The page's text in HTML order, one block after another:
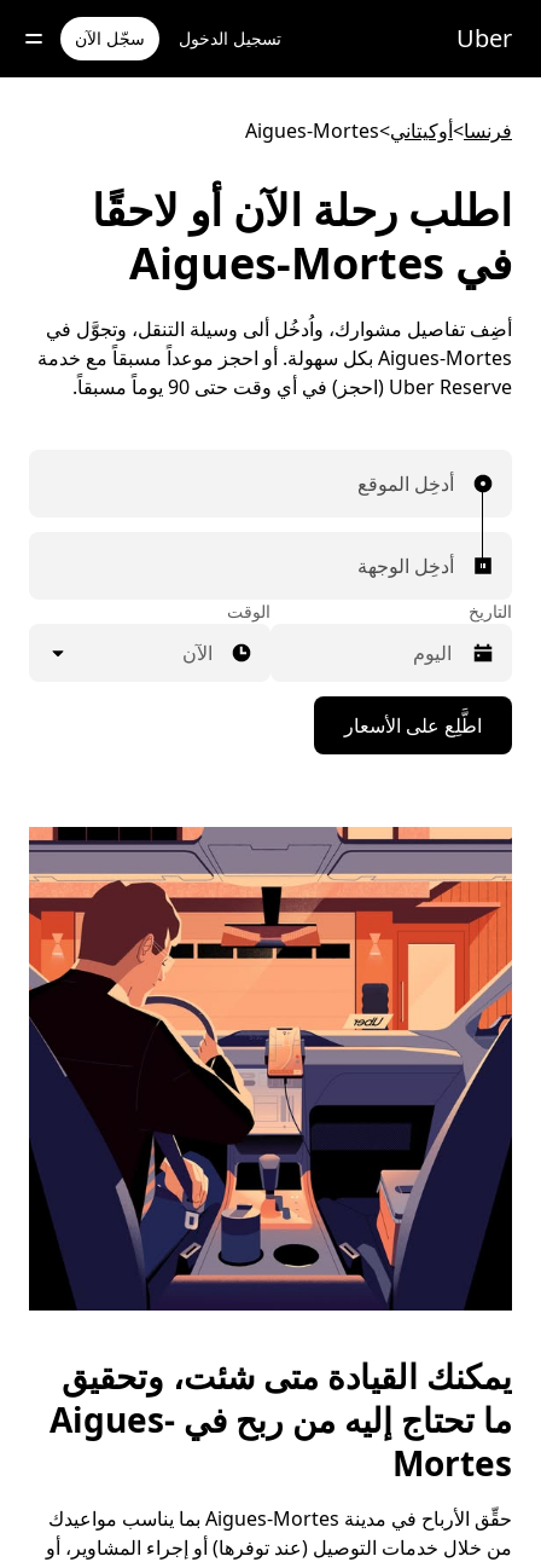
للوصول
المحتوى
Uber تسجيل الدخول سجّل الآن
فرنسا>أوكيتاني>
Aigues-Mortes
اطلب رحلة الآن أو لاحقًا
في Aigues-Mortes
أضِف تفاصيل مشوارك، واُدخُل ألى وسيلة التنقل، وتجوَّل في
Aigues-Mortes بكل سهولة. أو احجز موعداً مسبقاً مع خدمة
Uber Reserve (احجز) في أي وقت حتى 90 يوماً مسبقاً.
أدخِل الموقع
أدخِل الوجهة
التاريخ
اضغط
على
مفتاح
للأسفل
لاستخدام
التقويم
التاريخ.
اضغط
على
زر
الخروج
لإغلاق
التقويم.
الوقت
الآن
اطَّلِع على الأسعار
يمكنك القيادة متى شئت، وتحقيق
ما تحتاج إليه من ربح في Aigues-
Mortes
حقِّق الأرباح في مدينة Aigues-Mortes بما يناسب مواعيدك
من خلال خدمات التوصيل (عند توفرها) أو إجراء المشاوير، أو